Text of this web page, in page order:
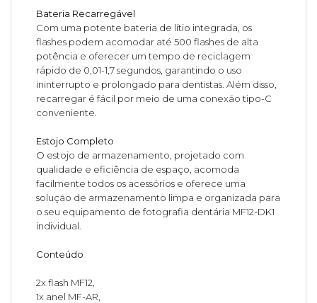
Bateria Recarregável
Com uma potente bateria de lítio integrada, os
flashes podem acomodar até 500 flashes de alta
potência e oferecer um tempo de reciclagem
rápido de 0,01-1,7 segundos, garantindo o uso
ininterrupto e prolongado para dentistas. Além disso,
recarregar é fácil por meio de uma conexão tipo-C
conveniente.
Estojo Completo
O estojo de armazenamento, projetado com
qualidade e eficiência de espaço, acomoda
facilmente todos os acessórios e oferece uma
solução de armazenamento limpa e organizada para
o seu equipamento de fotografia dentária MF12-DK1
individual.
Conteúdo
2x flash MF12,
1x anel MF-AR,